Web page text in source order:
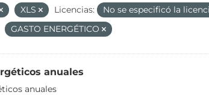
XLS Licencias: No se especificó la
GASTO ENERGÉTICO
anuales
anuales